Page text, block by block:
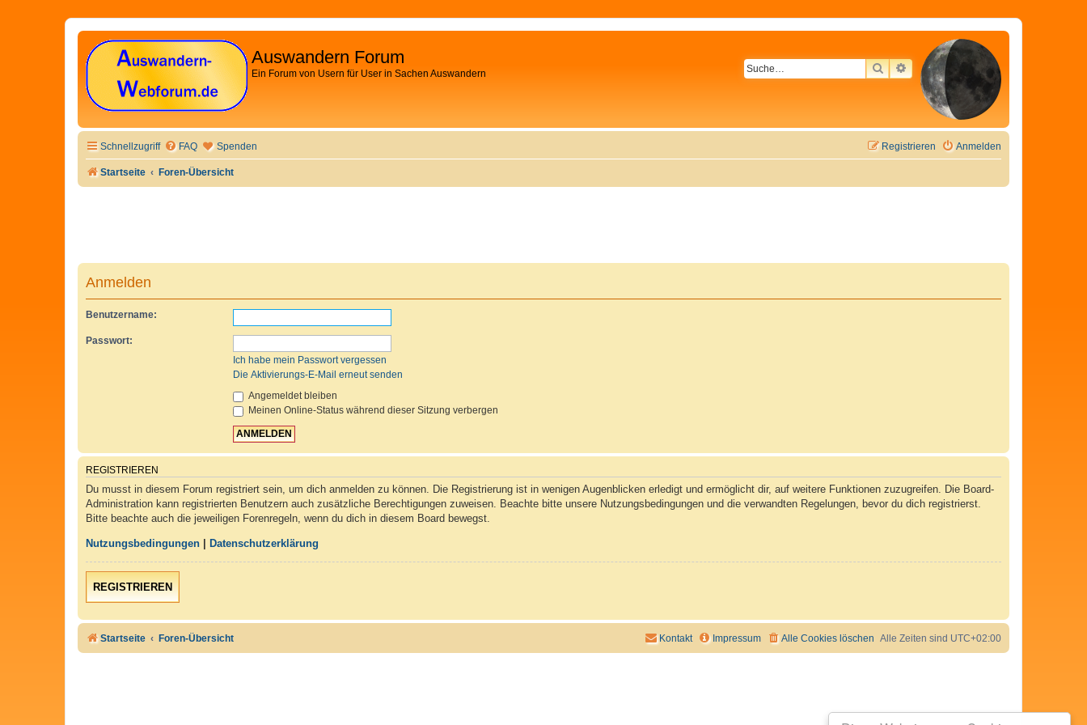
Auswandern Forum
Ein Forum von Usern für User in Sachen Auswandern SUCHEERWEITERTE SUCHE
Schnellzugriff FAQ Spenden Anmelden
Registrieren
Startseite Foren-Übersicht
Anmelden
Benutzername:
Passwort:
Ich habe mein Passwort vergessen
Die Aktivierungs-E-Mail erneut senden
Angemeldet bleiben
Meinen Online-Status während dieser Sitzung verbergen
REGISTRIEREN
Du musst in diesem Forum registriert sein, um dich anmelden zu können. Die Registrierung ist in wenigen Augenblicken erledigt und ermöglicht dir, auf weitere Funktionen zuzugreifen. Die Board-
Administration kann registrierten Benutzern auch zusätzliche Berechtigungen zuweisen. Beachte bitte unsere Nutzungsbedingungen und die verwandten Regelungen, bevor du dich registrierst.
Bitte beachte auch die jeweiligen Forenregeln, wenn du dich in diesem Board bewegst.
Nutzungsbedingungen Datenschutzerklärung
REGISTRIEREN
Startseite Foren-Übersicht Alle Zeiten sind UTC+02:00
Alle Cookies löschen
Impressum
Kontakt